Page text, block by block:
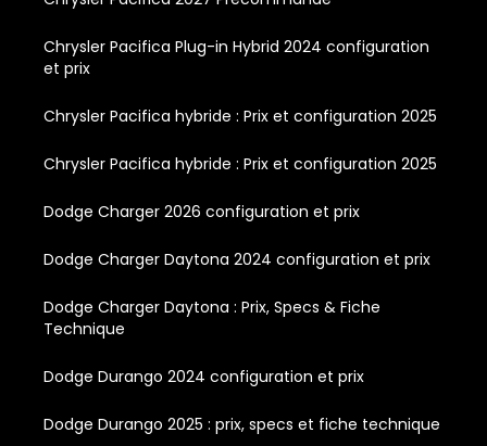
Chrysler Pacifica Plug-in Hybrid 2024 configuration
et prix
Chrysler Pacifica hybride : Prix et configuration 2025
Chrysler Pacifica hybride : Prix et configuration 2025
Dodge Charger 2026 configuration et prix
Dodge Charger Daytona 2024 configuration et prix
Dodge Charger Daytona : Prix, Specs & Fiche
Technique
Dodge Durango 2024 configuration et prix
Dodge Durango 2025 : prix, specs et fiche technique